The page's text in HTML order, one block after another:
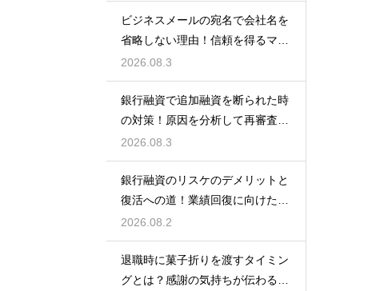
ビジネスメールの宛名で会社名を
省略しない理由！信頼を得るマナ
ー
2026.08.3
銀行融資で追加融資を断られた時
の対策！原因を分析して再審査を
狙う
2026.08.3
銀行融資のリスケのデメリットと
復活への道！業績回復に向けた事
業計画
2026.08.2
退職時に菓子折りを渡すタイミン
グとは？感謝の気持ちが伝わる正